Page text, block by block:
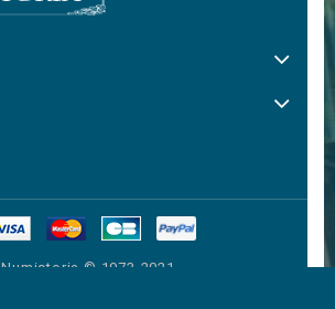
Numistoria © 1973-2021